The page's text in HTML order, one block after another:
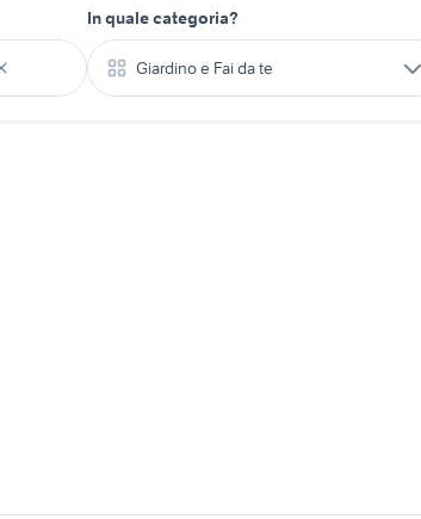
In quale categoria?
Giardino e Fai da te